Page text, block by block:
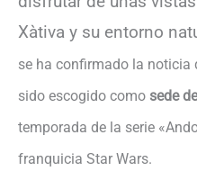
Xàtiva y su entorno
se ha confirmado la noticia
sido escogido como sede
temporada de la serie
franquicia Star Wars.